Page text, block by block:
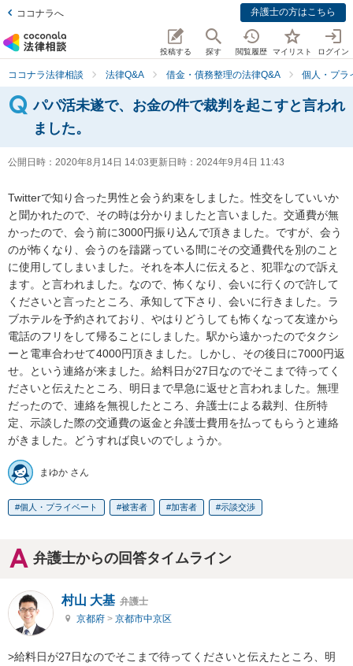
ココナラへ 弁護士の方はこちら
投稿する 探す 閲覧履歴 マイリスト ログイン
ココナラ法律相談 法律Q&A 借金・債務整理の法律Q&A 個人・プラ
パパ活未遂で、お金の件で裁判を起こすと言われ
ました。
公開日時： 2020年8月14日 14:03更新日時： 2024年9月4日 11:43
Twitterで知り合った男性と会う約束をしました。性交をしていいか
と聞かれたので、その時は分かりましたと言いました。交通費が無
かったので、会う前に3000円振り込んで頂きました。ですが、会う
のが怖くなり、会うのを躊躇っている間にその交通費代を別のこと
に使用してしまいました。それを本人に伝えると、犯罪なので訴え
ます。と言われました。なので、怖くなり、会いに行くので許して
くださいと言ったところ、承知して下さり、会いに行きました。ラ
ブホテルを予約されており、やはりどうしても怖くなって友達から
電話のフリをして帰ることにしました。駅から遠かったのでタクシ
ーと電車合わせて4000円頂きました。しかし、その後日に7000円返
せ。という連絡が来ました。給料日が27日なのでそこまで待ってく
ださいと伝えたところ、明日まで早急に返せと言われました。無理
だったので、連絡を無視したところ、弁護士による裁判、住所特
定、示談した際の交通費の返金と弁護士費用を払ってもらうと連絡
がきました。どうすれば良いのでしょうか。
まゆか さん
個人・プライベート 被害者 加害者 示談交渉
弁護士からの回答タイムライン
村山 大基 弁護士
京都府 > 京都市中京区
>給料日が27日なのでそこまで待ってくださいと伝えたところ、明